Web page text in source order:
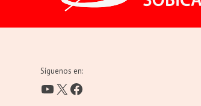
Síguenos en:
YouTube
X Facebook